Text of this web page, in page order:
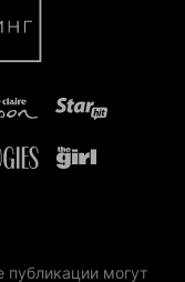
публикации могут